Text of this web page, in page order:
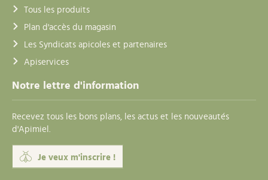
Tous les produits
Plan d'accès du magasin
Les Syndicats apicoles et partenaires
Apiservices
Notre lettre d'information
Recevez tous les bons plans, les actus et les nouveautés
d'Apimiel.
Je veux m'inscrire !